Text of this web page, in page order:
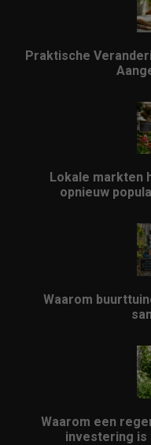
Praktische
Lokale markten
opnieuw
Waarom
Waarom een
investering is